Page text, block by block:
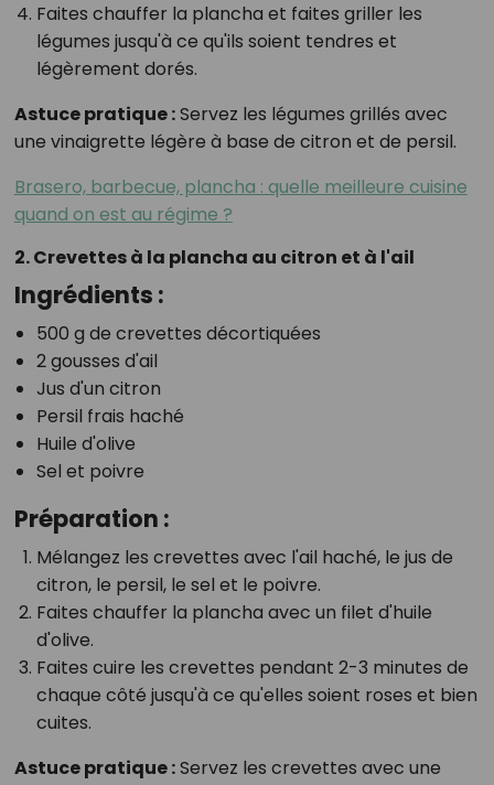
Faites chauffer la plancha et faites griller les
légumes jusqu'à ce qu'ils soient tendres et
légèrement dorés.
Astuce pratique :Servez les légumes grillés avec
une vinaigrette légère à base de citron et de persil.
Brasero, barbecue, plancha : quelle meilleure cuisine
quand on est au régime ?
2. Crevettes à la plancha au citron et à l'ail
Ingrédients :
500 g de crevettes décortiquées
2 gousses d'ail
Jus d'un citron
Persil frais haché
Huile d'olive
Sel et poivre
Préparation :
Mélangez les crevettes avec l'ail haché, le jus de
citron, le persil, le sel et le poivre.
Faites chauffer la plancha avec un filet d'huile
d'olive.
Faites cuire les crevettes pendant 2-3 minutes de
chaque côté jusqu'à ce qu'elles soient roses et bien
cuites.
Astuce pratique :Servez les crevettes avec une